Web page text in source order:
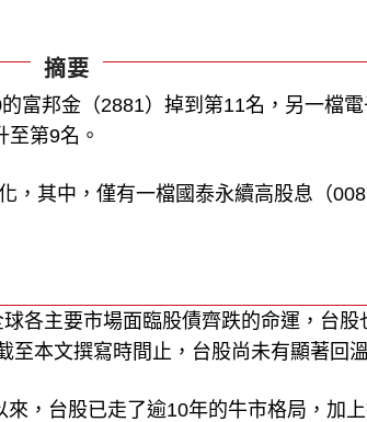
摘要
富邦金（2881）掉到第11名，另一檔
至第9名。
，其中，僅有一檔國泰永續高股息（
各主要市場面臨股債齊跌的命運，台股
本文撰寫時間止，台股尚未有顯著回
，台股已走了逾10年的牛市格局，加